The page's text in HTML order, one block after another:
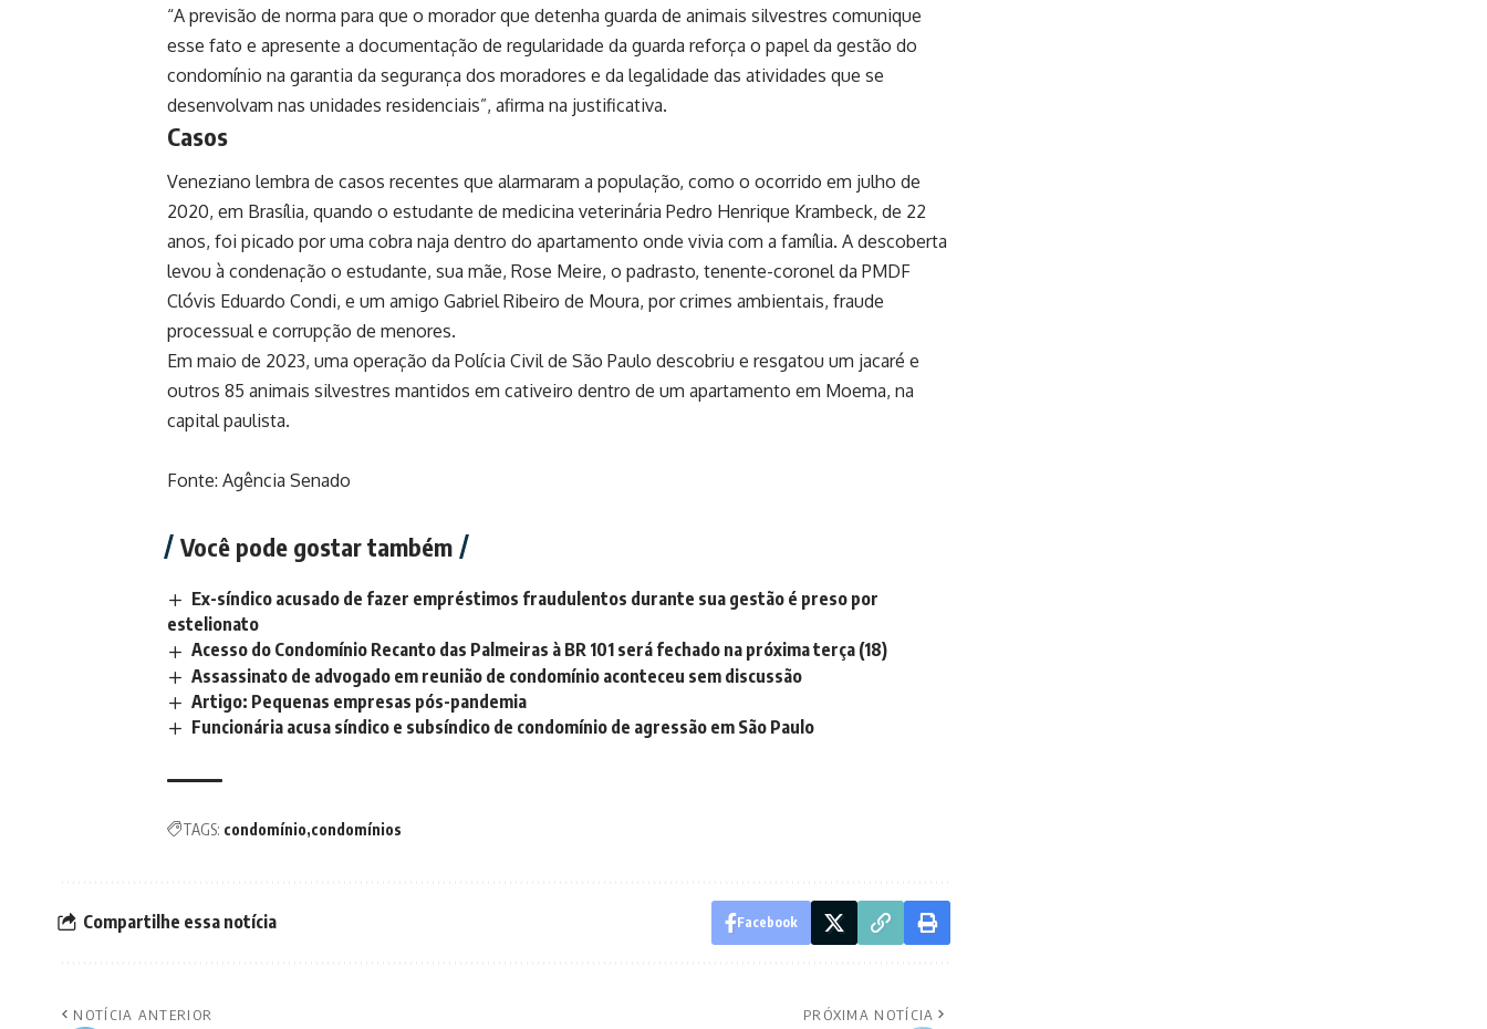
“A previsão de norma para que o morador que detenha guarda de animais silvestres comunique
esse fato e apresente a documentação de regularidade da guarda reforça o papel da gestão do
condomínio na garantia da segurança dos moradores e da legalidade das atividades que se
desenvolvam nas unidades residenciais”, afirma na justificativa.
Casos
Veneziano lembra de casos recentes que alarmaram a população, como o ocorrido em julho de
2020, em Brasília, quando o estudante de medicina veterinária Pedro Henrique Krambeck, de 22
anos, foi picado por uma cobra naja dentro do apartamento onde vivia com a família. A descoberta
levou à condenação o estudante, sua mãe, Rose Meire, o padrasto, tenente-coronel da PMDF
Clóvis Eduardo Condi, e um amigo Gabriel Ribeiro de Moura, por crimes ambientais, fraude
processual e corrupção de menores.
Em maio de 2023, uma operação da Polícia Civil de São Paulo descobriu e resgatou um jacaré e
outros 85 animais silvestres mantidos em cativeiro dentro de um apartamento em Moema, na
capital paulista.
Fonte: Agência Senado
Você pode gostar também
Ex-síndico acusado de fazer empréstimos fraudulentos durante sua gestão é preso por
estelionato
Acesso do Condomínio Recanto das Palmeiras à BR 101 será fechado na próxima terça (18)
Assassinato de advogado em reunião de condomínio aconteceu sem discussão
Artigo: Pequenas empresas pós-pandemia
Funcionária acusa síndico e subsíndico de condomínio de agressão em São Paulo
TAGS: condomínio condomínios
Compartilhe essa notícia Facebook
NOTÍCIA ANTERIOR PRÓXIMA NOTÍCIA